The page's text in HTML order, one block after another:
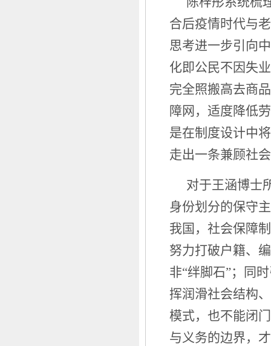
合后疫情时代与
思考进一步引向
化即公民不因失
完全照搬高去商
障网，适度降低
是在制度设计中
走出一条兼顾社
对于王涵博士
身份划分的保守
我国，社会保障
努力打破户籍、
非“绊脚石”；同
挥润滑社会结构
模式，也不能闭
与义务的边界，